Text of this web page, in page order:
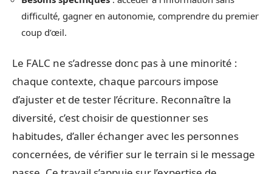
difficulté, gagner en autonomie, comprendre du premier
coup d’œil.
Le FALC ne s’adresse donc pas à une minorité :
chaque contexte, chaque parcours impose
d’ajuster et de tester l’écriture. Reconnaître la
diversité, c’est choisir de questionner ses
habitudes, d’aller échanger avec les personnes
concernées, de vérifier sur le terrain si le message